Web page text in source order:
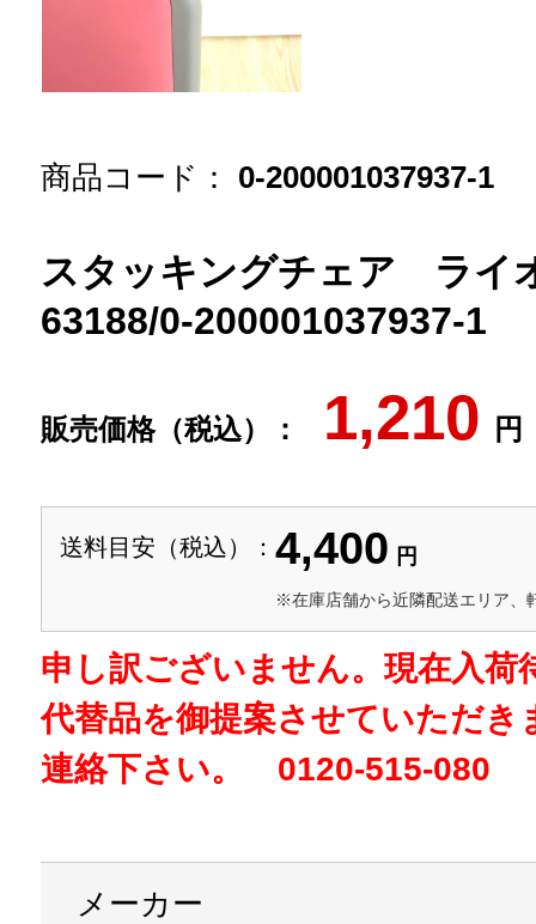
商品コード： 0-200001037937-1
スタッキングチェア ラ
63188/0-200001037937-1
販売価格（税込）： 1,210 円
送料目安（税込）： 4,400 円
※在庫店舗から近隣配送エリア、
申し訳ございません。現在入荷
代替品を御提案させていただき
連絡下さい。 0120-515-080
メーカー